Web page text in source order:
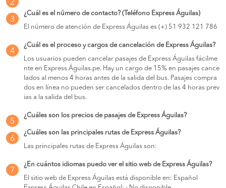
2
3
¿Cuál es el número de contacto? (Teléfono Express Águilas)
El número de atención de Express Águilas es (+) 51 932 121 786
4
¿Cuál es el proceso y cargos de cancelación de Express Águilas?
Los usuarios pueden cancelar pasajes de Express Águilas fácilme
nte en Express Águilas.pe. Hay un cargo de 15% en pasajes cance
lados al menos 4 horas antes de la salida del bus. Pasajes compra
dos en línea no pueden ser cancelados dentro de las 4 horas prev
ias a la salida del bus.
5
¿Cuáles son los precios de pasajes de Express Águilas?
6
¿Cuáles son las principales rutas de Express Águilas?
Las principales rutas de Express Águilas son:
7
¿En cuántos idiomas puedo ver el sitio web de Express Águilas?
El sitio web de Express Águilas está disponible en: Español